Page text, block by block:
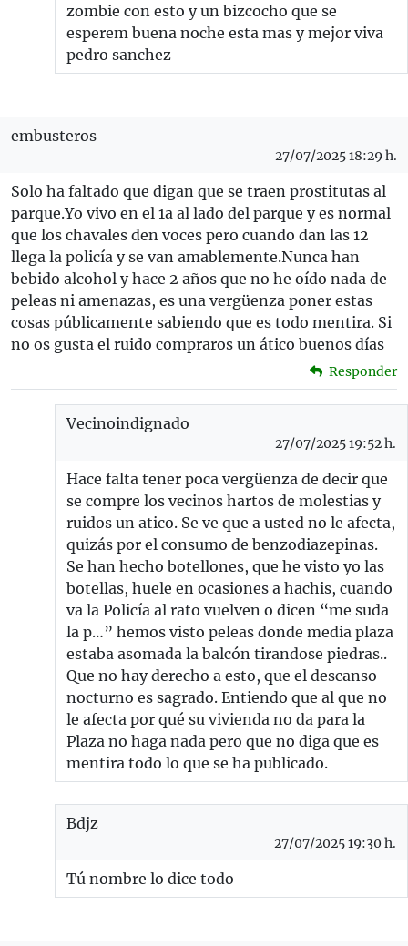
zombie con esto y un bizcocho que se
esperem buena noche esta mas y mejor viva
pedro sanchez
embusteros
27/07/2025 18:29 h.
Solo ha faltado que digan que se traen prostitutas al
parque.Yo vivo en el 1a al lado del parque y es normal
que los chavales den voces pero cuando dan las 12
llega la policía y se van amablemente.Nunca han
bebido alcohol y hace 2 años que no he oído nada de
peleas ni amenazas, es una vergüenza poner estas
cosas públicamente sabiendo que es todo mentira. Si
no os gusta el ruido compraros un ático buenos días
Responder
Vecinoindignado
27/07/2025 19:52 h.
Hace falta tener poca vergüenza de decir que
se compre los vecinos hartos de molestias y
ruidos un atico. Se ve que a usted no le afecta,
quizás por el consumo de benzodiazepinas.
Se han hecho botellones, que he visto yo las
botellas, huele en ocasiones a hachis, cuando
va la Policía al rato vuelven o dicen “me suda
la p…” hemos visto peleas donde media plaza
estaba asomada la balcón tirandose piedras..
Que no hay derecho a esto, que el descanso
nocturno es sagrado. Entiendo que al que no
le afecta por qué su vivienda no da para la
Plaza no haga nada pero que no diga que es
mentira todo lo que se ha publicado.
Bdjz
27/07/2025 19:30 h.
Tú nombre lo dice todo